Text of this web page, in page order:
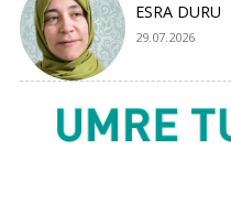
ESRA DURU
29.07.2026